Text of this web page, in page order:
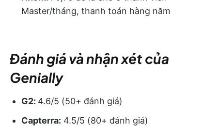
Master/tháng, thanh toán hàng năm
Đánh giá và nhận xét của
Genially
G2: 4.6/5 (50+ đánh giá)
Capterra: 4.5/5 (80+ đánh giá)